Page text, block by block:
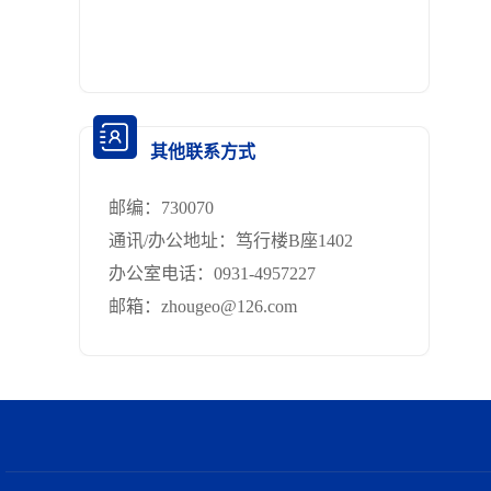
其他联系方式
邮编： 730070
通讯/办公地址： 笃行楼B座1402
办公室电话： 0931-4957227
邮箱： zhougeo@126.com